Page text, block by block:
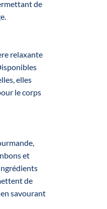
de
relaxante
elles
le corps
et
de
savourant